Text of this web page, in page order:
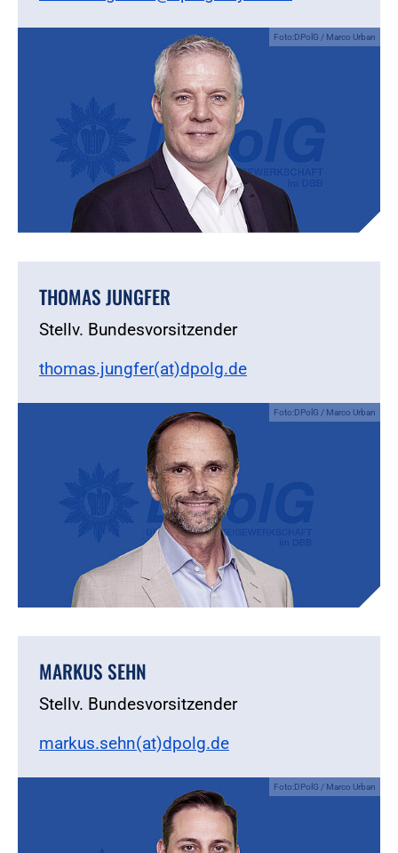
Foto:DPolG / Marco Urban
THOMAS JUNGFER
Stellv. Bundesvorsitzender
thomas.jungfer(at)dpolg.de
Foto:DPolG / Marco Urban
MARKUS SEHN
Stellv. Bundesvorsitzender
markus.sehn(at)dpolg.de
Foto:DPolG / Marco Urban